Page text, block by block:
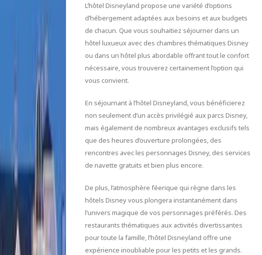
L’hôtel Disneyland propose une variété d’options
d’hébergement adaptées aux besoins et aux budgets
de chacun. Que vous souhaitiez séjourner dans un
hôtel luxueux avec des chambres thématiques Disney
ou dans un hôtel plus abordable offrant tout le confort
nécessaire, vous trouverez certainement l’option qui
vous convient.
En séjournant à l’hôtel Disneyland, vous bénéficierez
non seulement d’un accès privilégié aux parcs Disney,
mais également de nombreux avantages exclusifs tels
que des heures d’ouverture prolongées, des
rencontres avec les personnages Disney, des services
de navette gratuits et bien plus encore.
De plus, l’atmosphère féerique qui règne dans les
hôtels Disney vous plongera instantanément dans
l’univers magique de vos personnages préférés. Des
restaurants thématiques aux activités divertissantes
pour toute la famille, l’hôtel Disneyland offre une
expérience inoubliable pour les petits et les grands.